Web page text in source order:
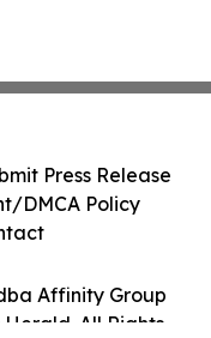
Affinity Group
All Rights
Press Release
DMCA Policy